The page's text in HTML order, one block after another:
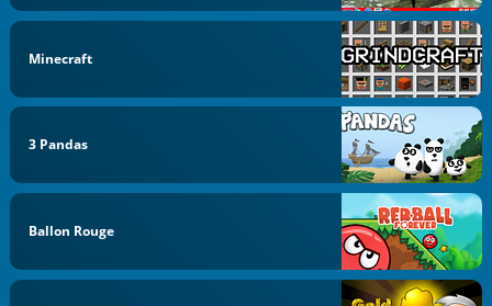
Minecraft
3 Pandas
Ballon Rouge